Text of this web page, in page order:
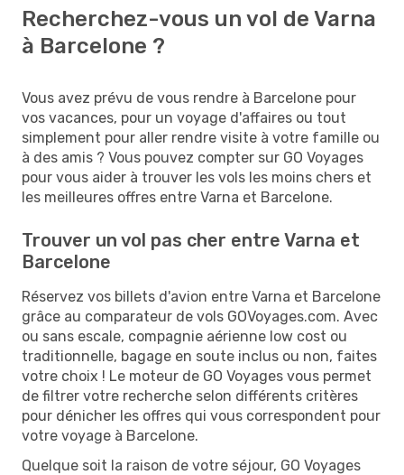
Recherchez-vous un vol de Varna
à Barcelone ?
Vous avez prévu de vous rendre à Barcelone pour
vos vacances, pour un voyage d'affaires ou tout
simplement pour aller rendre visite à votre famille ou
à des amis ? Vous pouvez compter sur GO Voyages
pour vous aider à trouver les vols les moins chers et
les meilleures offres entre Varna et Barcelone.
Trouver un vol pas cher entre Varna et
Barcelone
Réservez vos billets d'avion entre Varna et Barcelone
grâce au comparateur de vols GOVoyages.com. Avec
ou sans escale, compagnie aérienne low cost ou
traditionnelle, bagage en soute inclus ou non, faites
votre choix ! Le moteur de GO Voyages vous permet
de filtrer votre recherche selon différents critères
pour dénicher les offres qui vous correspondent pour
votre voyage à Barcelone.
Quelque soit la raison de votre séjour, GO Voyages